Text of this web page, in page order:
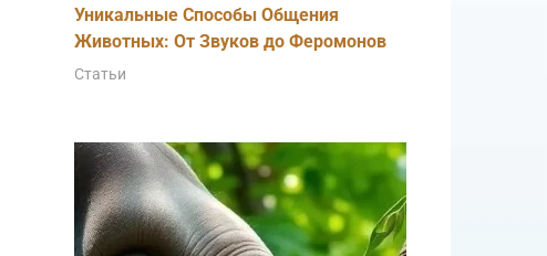
Уникальные Способы Общения
Животных: От Звуков до Феромонов
Статьи